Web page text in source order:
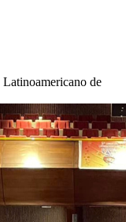
de